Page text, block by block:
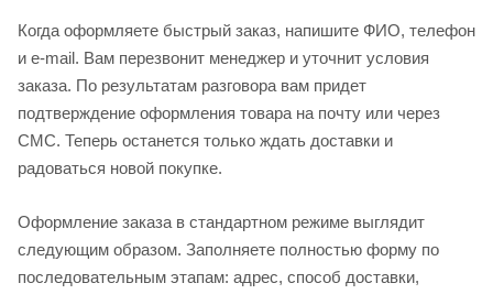
Когда оформляете быстрый заказ, напишите ФИО, телефон
и e-mail. Вам перезвонит менеджер и уточнит условия
заказа. По результатам разговора вам придет
подтверждение оформления товара на почту или через
СМС. Теперь останется только ждать доставки и
радоваться новой покупке.
Оформление заказа в стандартном режиме выглядит
следующим образом. Заполняете полностью форму по
последовательным этапам: адрес, способ доставки,